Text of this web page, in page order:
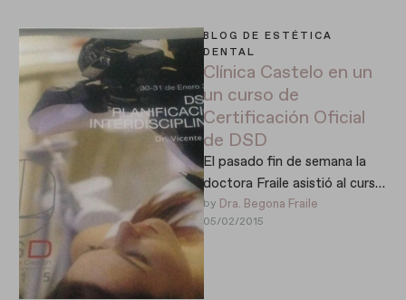
BLOG DE ESTÉTICA
DENTAL
Clínica Castelo en un
un curso de
Certificación Oficial
de DSD
El pasado fin de semana la
doctora Fraile asistió al curso
de Certificación Oficial de
Digital Smile Design …
by Dra. Begona Fraile
05/02/2015